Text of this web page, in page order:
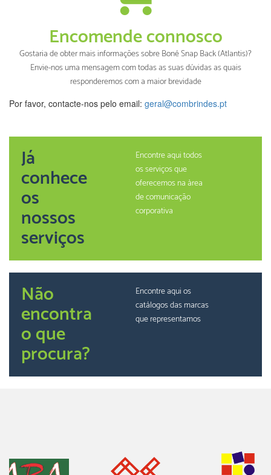
Encomende connosco
Gostaria de obter mais informações sobre Boné Snap Back (Atlantis)?
Envie-nos uma mensagem com todas as suas dúvidas as quais
responderemos com a maior brevidade
Por favor, contacte-nos pelo email: geral@combrindes.pt
Já
conhece
os
nossos
serviços
Encontre aqui todos
os serviços que
oferecemos na àrea
de comunicação
corporativa
Não
encontra
o que
procura?
Encontre aqui os
catálogos das marcas
que representamos